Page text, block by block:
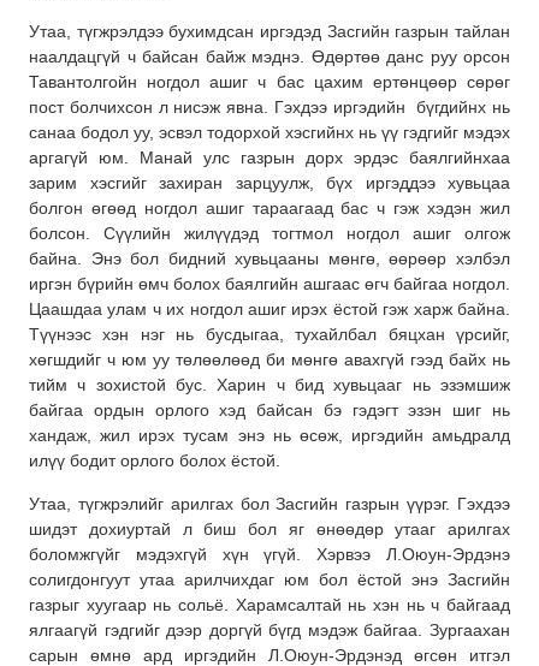
Утаа, түгжрэлдээ бухимдсан иргэдэд Засгийн газрын тайлан
наалдацгүй ч байсан байж мэднэ. Өдөртөө данс руу орсон
Тавантолгойн ногдол ашиг ч бас цахим ертөнцөөр сөрөг
пост болчихсон л нисэж явна. Гэхдээ иргэдийн бүгдийнх нь
санаа бодол уу, эсвэл тодорхой хэсгийнх нь үү гэдгийг мэдэх
аргагүй юм. Манай улс газрын дорх эрдэс баялгийнхаа
зарим хэсгийг захиран зарцуулж, бүх иргэддээ хувьцаа
болгон өгөөд ногдол ашиг тараагаад бас ч гэж хэдэн жил
болсон. Сүүлийн жилүүдэд тогтмол ногдол ашиг олгож
байна. Энэ бол бидний хувьцааны мөнгө, өөрөөр хэлбэл
иргэн бүрийн өмч болох баялгийн ашгаас өгч байгаа ногдол.
Цаашдаа улам ч их ногдол ашиг ирэх ёстой гэж харж байна.
Түүнээс хэн нэг нь бусдыгаа, тухайлбал бяцхан үрсийг,
хөгшдийг ч юм уу төлөөлөөд би мөнгө авахгүй гээд байх нь
тийм ч зохистой бус. Харин ч бид хувьцааг нь эзэмшиж
байгаа ордын орлого хэд байсан бэ гэдэгт эзэн шиг нь
хандаж, жил ирэх тусам энэ нь өсөж, иргэдийн амьдралд
илүү бодит орлого болох ёстой.
Утаа, түгжрэлийг арилгах бол Засгийн газрын үүрэг. Гэхдээ
шидэт дохиуртай л биш бол яг өнөөдөр утааг арилгах
боломжгүйг мэдэхгүй хүн үгүй. Хэрвээ Л.Оюун-Эрдэнэ
солигдонгуут утаа арилчихдаг юм бол ёстой энэ Засгийн
газрыг хуугаар нь сольё. Харамсалтай нь хэн нь ч байгаад
ялгаагүй гэдгийг дээр доргүй бүгд мэдэж байгаа. Зургаахан
сарын өмнө ард иргэдийн Л.Оюун-Эрдэнэд өгсөн итгэл